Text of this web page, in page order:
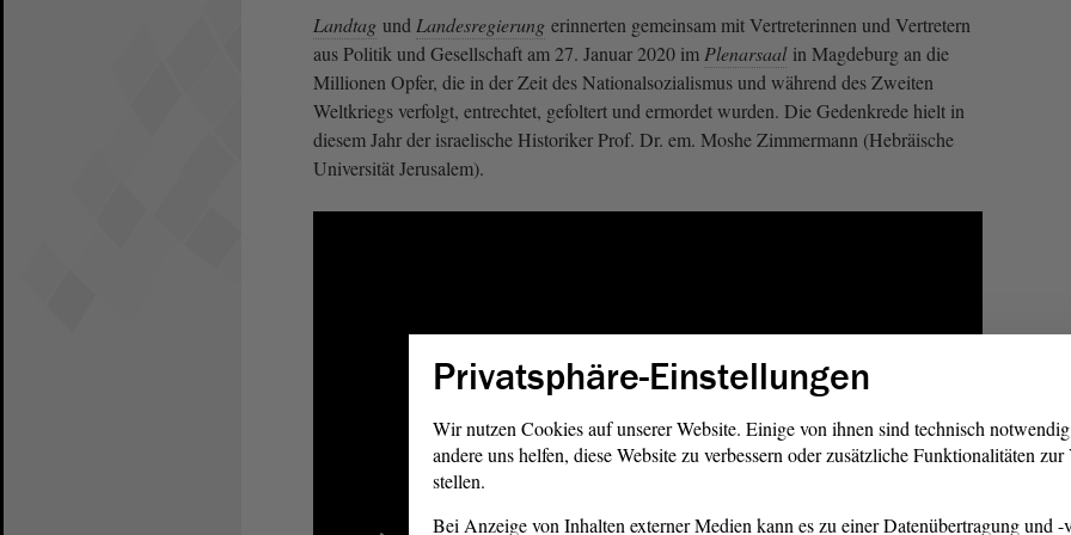
Landtag und Landesregierung erinnerten gemeinsam mit Vertreterinnen und Vertretern
aus Politik und Gesellschaft am 27. Januar 2020 im Plenarsaal in Magdeburg an die
Millionen Opfer, die in der Zeit des Nationalsozialismus und während des Zweiten
Weltkriegs verfolgt, entrechtet, gefoltert und ermordet wurden. Die Gedenkrede hielt in
diesem Jahr der israelische Historiker Prof. Dr. em. Moshe Zimmermann (Hebräische
Universität Jerusalem).
Privatsphäre-Einstellungen
Wir nutzen Cookies auf unserer Website. Einige von ihnen sind technisch
andere uns helfen, diese Website zu verbessern oder zusätzliche Funktionalitäten
stellen.
Bei Anzeige von Inhalten externer Medien kann es zu einer Datenübertragung und -